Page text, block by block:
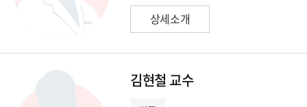
상세소개
김현철 교수